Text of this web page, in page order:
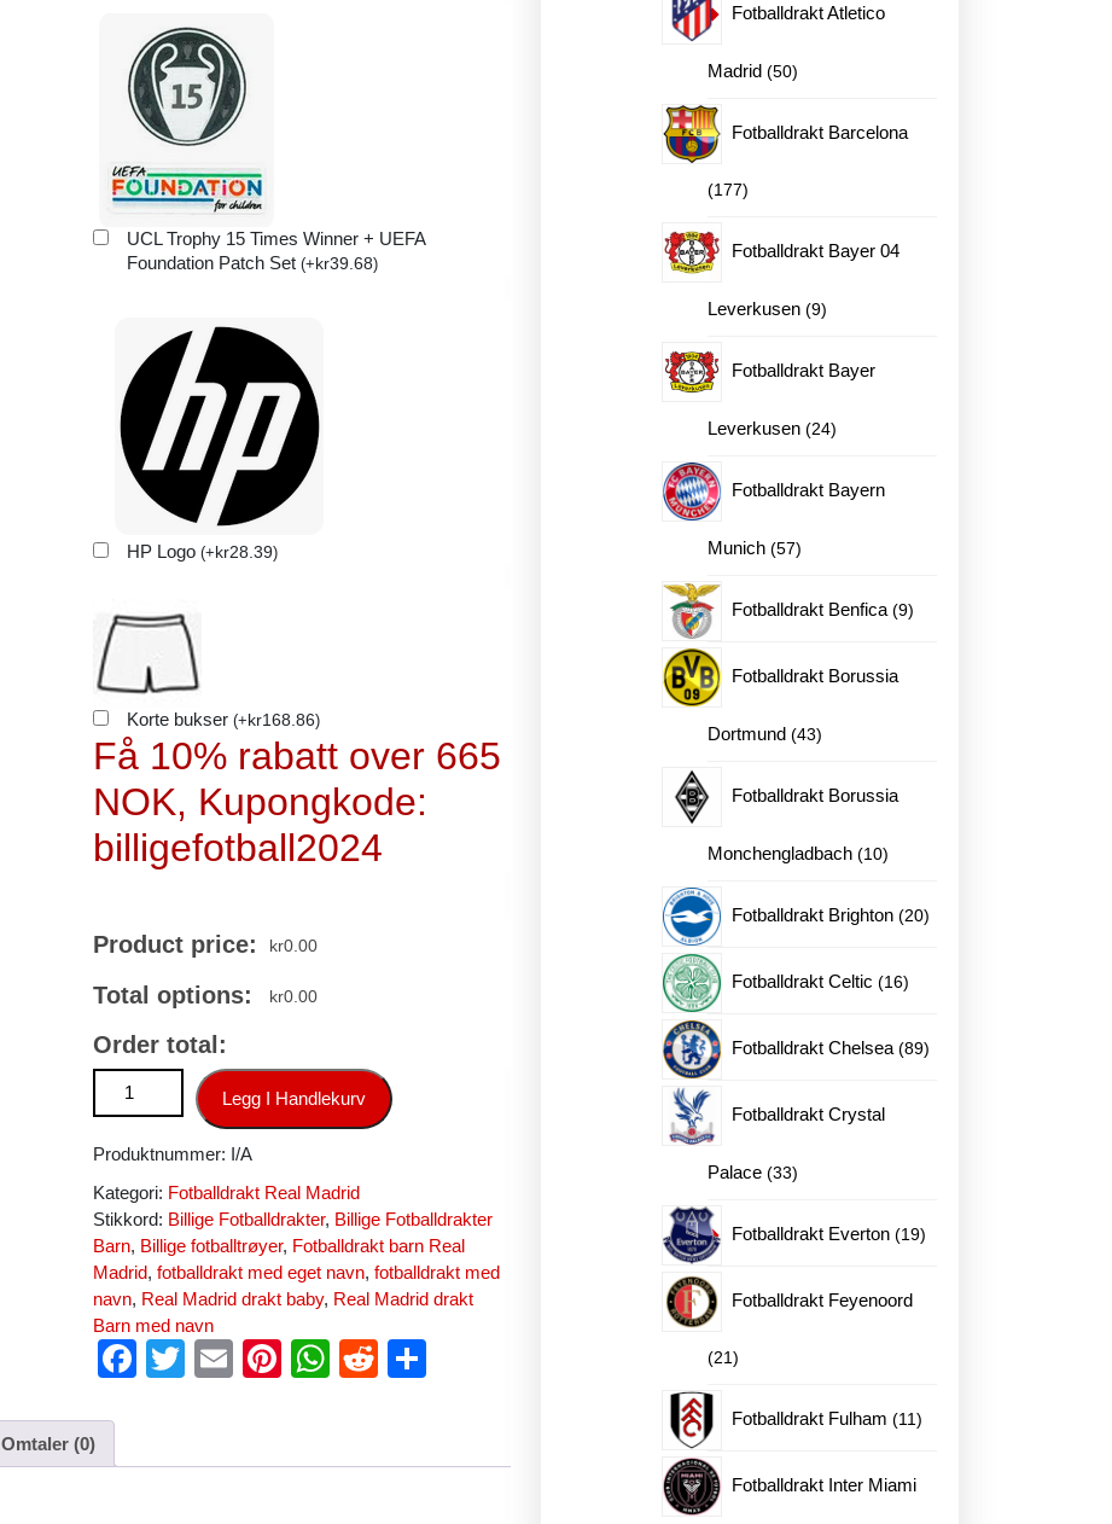
UCL Trophy 15 Times Winner + UEFA
Foundation Patch Set(+kr39.68)
HP Logo(+kr28.39)
Korte bukser(+kr168.86)
Få 10% rabatt over 665
NOK, Kupongkode:
billigefotball2024
Product price: kr0.00
Total options: kr0.00
Order total:
Billige Real Madrid drakt Thibaut Courtois #1 Keeper Hjemmedrakt 2025-26 antall
Legg I Handlekurv
Produktnummer: I/A
Kategori: Fotballdrakt Real Madrid
Stikkord: Billige Fotballdrakter, Billige Fotballdrakter
Barn, Billige fotballtrøyer, Fotballdrakt barn Real
Madrid,fotballdrakt med eget navn,fotballdrakt med
navn, Real Madrid drakt baby, Real Madrid drakt
Barn med navn
F
e
T
er
E
Pi
e
W
s
R
di e
Omtaler (0)
Fotballdrakt Atletico
Madrid 5050
Fotballdrakt Barcelona
177177
produkter
Fotballdrakt Bayer 04
Leverkusen 99
Fotballdrakt Bayer
Leverkusen 2424
Fotballdrakt Bayern
Munich 5757
Fotballdrakt Benfica 99
Fotballdrakt Borussia
Dortmund 4343
Fotballdrakt Borussia
Monchengladbach 1010
Fotballdrakt Brighton 2020
Fotballdrakt Celtic 1616
Fotballdrakt Chelsea 8989
Fotballdrakt Crystal
Palace 3333
Fotballdrakt Everton 1919
Fotballdrakt Feyenoord
2121
produkter
Fotballdrakt Fulham 1111
Fotballdrakt Inter Miami